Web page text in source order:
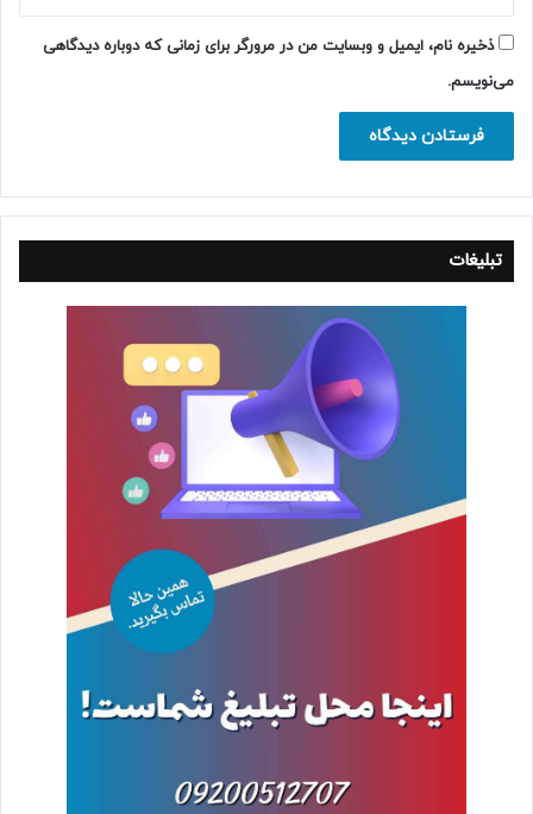
ذخیره نام، ایمیل و وبسایت من در مرورگر برای زمانی که دوباره دیدگاهی
می‌نویسم.
تبلیغات